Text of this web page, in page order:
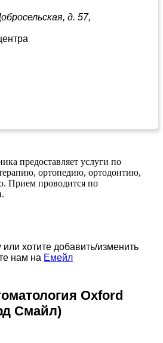
д. 57,
предоставляет услуги по
ортопедию, ортодонтию,
Прием проводится по
хотите добавить/изменить
нам на Емейл
Oxford
Смайл)